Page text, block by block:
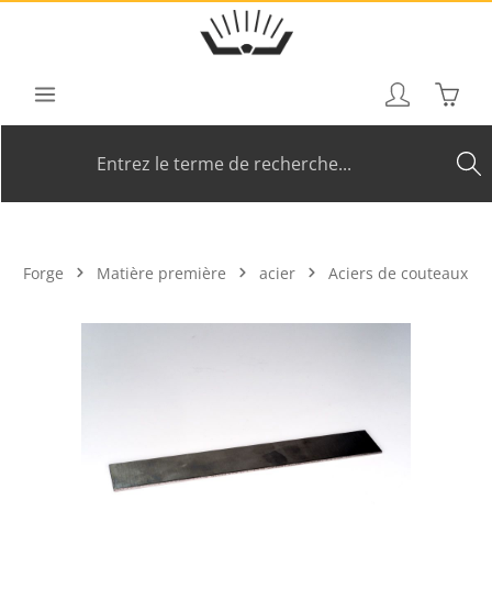
Passer au contenu principal
Le
Forge Matière première acier Aciers de couteaux